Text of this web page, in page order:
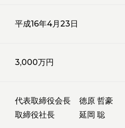
平成16年4月23日
3,000万円
代表取締役会長
徳原 哲豪
取締役社長
延岡 聡